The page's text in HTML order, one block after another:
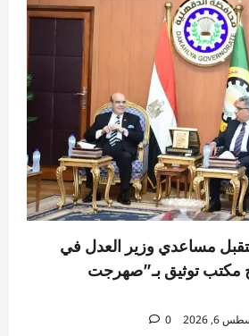
مساعدي وزير العدل في
مكتب توثيق بـ”صهرجت
6, 2026
0